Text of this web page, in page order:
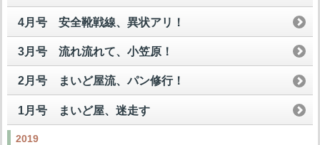
4月号 安全靴戦線、異状アリ！
3月号 流れ流れて、小笠原！
2月号 まいど屋流、パン修行！
1月号 まいど屋、迷走す
2019